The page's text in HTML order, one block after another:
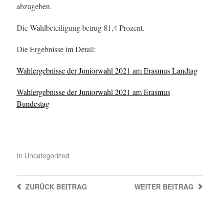
abzugeben.
Die Wahlbeteiligung betrug 81,4 Prozent.
Die Ergebnisse im Detail:
Wahlergebnisse der Juniorwahl 2021 am Erasmus Landtag
Wahlergebnisse der Juniorwahl 2021 am Erasmus
Bundestag
In Uncategorized
WEITER BEITRAG
ZURÜCKBEITRAG